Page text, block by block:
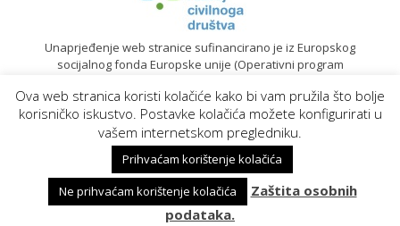
Unaprjeđenje web stranice sufinancirano je iz Europskog
socijalnog fonda Europske unije (Operativni program
© 2020. Sadržaj mrežne stranice isključiva je odgovornost
Gradskog društva Crvenog križa Koprivnica | Izrada web
stranica
Ova web stranica koristi kolačiće kako bi vam pružila što bolje
korisničko iskustvo. Postavke kolačića možete konfigurirati u
vašem internetskom pregledniku.
Prihvaćam korištenje kolačića
Ne prihvaćam korištenje kolačića
Zaštita osobnih
podataka.